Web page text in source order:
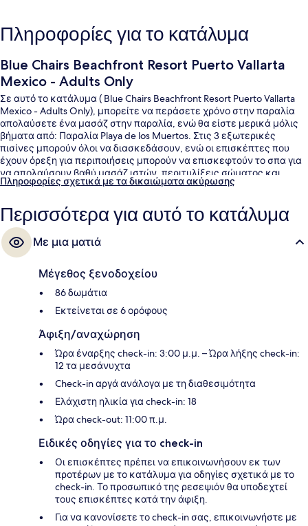
Πληροφορίες για το κατάλυμα
Blue Chairs Beachfront Resort Puerto Vallarta
Mexico - Adults Only
Σε αυτό το κατάλυμα ( Blue Chairs Beachfront Resort Puerto Vallarta
Mexico - Adults Only), μπορείτε να περάσετε χρόνο στην παραλία
απολαύσετε ένα μασάζ στην παραλία, ενώ θα είστε μερικά μόλις
βήματα από: Παραλία Playa de los Muertos. Στις 3 εξωτερικές
πισίνες μπορούν όλοι να διασκεδάσουν, ενώ οι επισκέπτες που
έχουν όρεξη για περιποιήσεις μπορούν να επισκεφτούν το σπα για
να απολαύσουν βαθύ μασάζ ιστών, περιτυλίξεις σώματος και
ρεφλεξολογία. Το εστιατόριο (The Beach Club), ένα από τα 2
επίσης 2 μπαρ/lounge, βεράντα στο ρετιρέ και μπαρ δίπλα στην
πισίνα. Άλλοι ταξιδιώτες λατρεύουν το εξυπηρετικό προσωπικό και
την παραλιακή του θέση.
Πληροφορίες σχετικά με τα δικαιώματα ακύρωσης
Περισσότερα για αυτό το κατάλυμα
Με μια ματιά
Μέγεθος ξενοδοχείου
86 δωμάτια
Εκτείνεται σε 6 ορόφους
Άφιξη/αναχώρηση
Ώρα έναρξης check-in: 3:00 μ.μ. – Ώρα λήξης check-in:
12 τα μεσάνυχτα
Check-in αργά ανάλογα με τη διαθεσιμότητα
Ελάχιστη ηλικία για check-in: 18
Ώρα check-out: 11:00 π.μ.
Ειδικές οδηγίες για το check-in
Οι επισκέπτες πρέπει να επικοινωνήσουν εκ των
προτέρων με το κατάλυμα για οδηγίες σχετικά με το
check-in. Το προσωπικό της ρεσεψιόν θα υποδεχτεί
τους επισκέπτες κατά την άφιξη.
Για να κανονίσετε το check-in σας, επικοινωνήστε με